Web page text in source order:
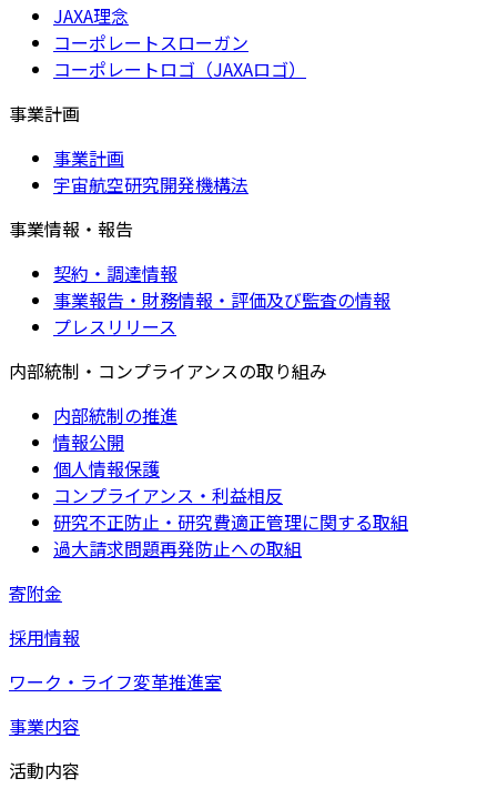
JAXA理念
コーポレートスローガン
コーポレートロゴ（JAXAロゴ）
事業計画
事業計画
宇宙航空研究開発機構法
事業情報・報告
契約・調達情報
事業報告・財務情報・評価及び監査の情報
プレスリリース
内部統制・コンプライアンスの取り組み
内部統制の推進
情報公開
個人情報保護
コンプライアンス・利益相反
研究不正防止・研究費適正管理に関する取組
過大請求問題再発防止への取組
寄附金
採用情報
ワーク・ライフ変革推進室
事業内容
活動内容